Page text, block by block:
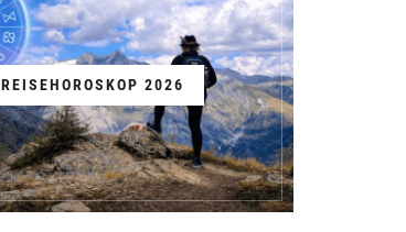
REISEHOROSKOP 2026